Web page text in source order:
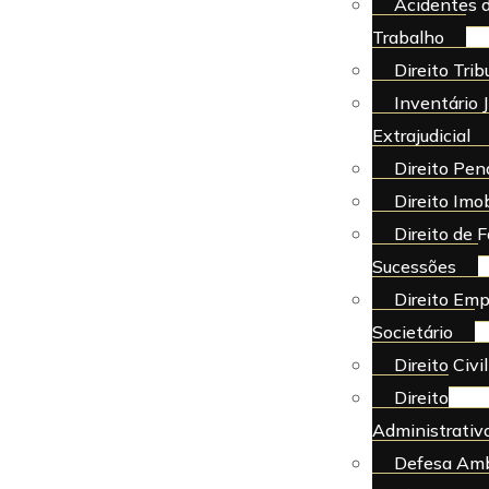
Acidentes
Trabalho
Direito
Inventário
Extrajudicial
Direito
Direito
Direito de
Sucessões
Direito
Societário
Direito Civil
Direito
Defesa